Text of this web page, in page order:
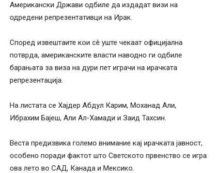
Американски Држави одбиле да издадат визи на
одредени репрезентативци на Ирак.
Според извештаите кои сè уште чекаат официјална
потврда, американските власти наводно ги одбиле
барањата за виза на дури пет играчи на ирачката
репрезентација.
На листата се Хајдер Абдул Карим, Моханад Али,
Ибрахим Бајеш, Али Ал-Хамади и Заид Тахсин.
Веста предизвика големо внимание кај ирачката јавност,
особено поради фактот што Светското првенство се игра
ова лето во САД, Канада и Мексико.